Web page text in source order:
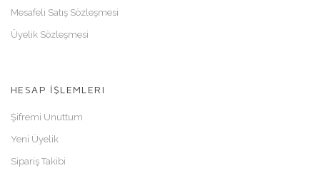
Mesafeli Satış Sözleşmesi
Üyelik Sözleşmesi
HESAP İŞLEMLERI
Şifremi Unuttum
Yeni Üyelik
Sipariş Takibi